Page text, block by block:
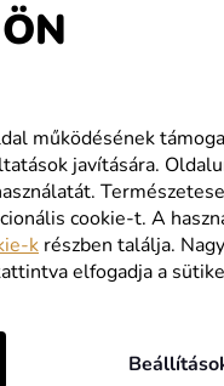
működésének
javítására.
cookie-t. A
k részben találja.
elfogadja a
Ajándék szett Harry